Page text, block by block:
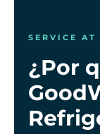
SERVICE AT
¿Por